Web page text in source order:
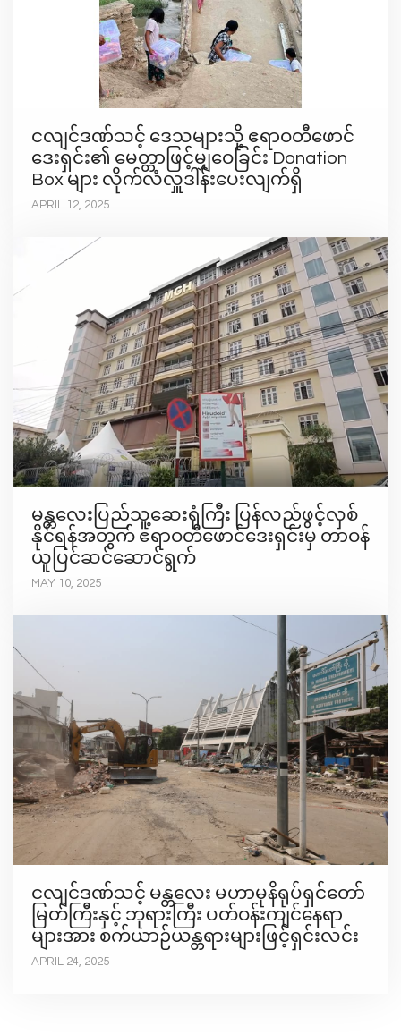
ငလျင်ဒဏ်သင့် ဒေသများသို့ ဧရာဝတီဖောင်
ဒေးရှင်း၏ မေတ္တာဖြင့်မျှဝေခြင်း Donation
Box များ လိုက်လံလှူဒါန်းပေးလျက်ရှိ
APRIL 12, 2025
မန္တလေးပြည်သူ့ဆေးရုံကြီး ပြန်လည်ဖွင့်လှစ်
နိုင်ရန်အတွက် ဧရာဝတီဖောင်ဒေးရှင်းမှ တာဝန်
ယူပြင်ဆင်ဆောင်ရွက်
MAY 10, 2025
ငလျင်ဒဏ်သင့် မန္တလေး မဟာမုနိရုပ်ရှင်တော်
မြတ်ကြီးနှင့် ဘုရားကြီး ပတ်ဝန်းကျင်နေရာ
များအား စက်ယာဉ်ယန္တရားများဖြင့်ရှင်းလင်း
APRIL 24, 2025